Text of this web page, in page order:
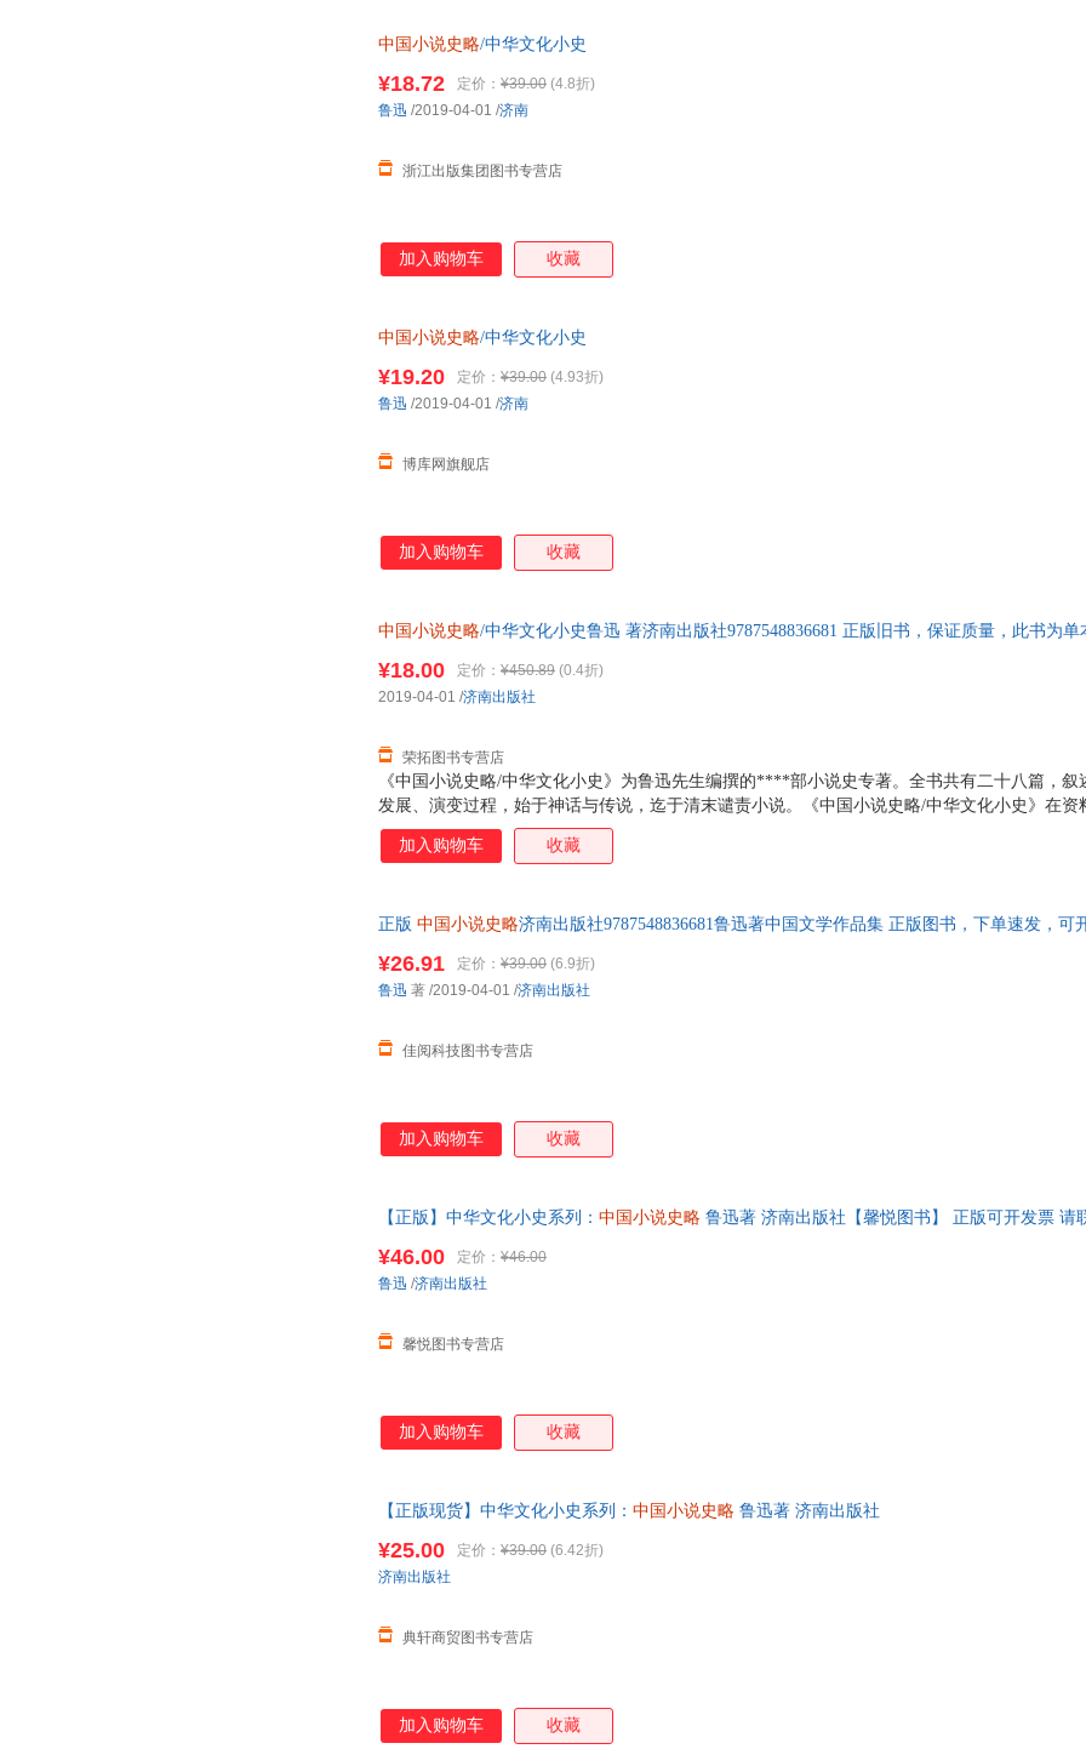
中国小说史略/中华文化小史
¥18.72 定价： ¥39.00 (4.8折)
浙江出版集团图书专营店
鲁迅 /2019-04-01 /济南
加入购物车 收藏
中国小说史略/中华文化小史
¥19.20 定价： ¥39.00 (4.93折)
博库网旗舰店
鲁迅 /2019-04-01 /济南
加入购物车 收藏
中国小说史略/中华文化小史鲁迅 著济南出版社9787548836681 正版旧书，保证质量，此书为
《中国小说史略/中华文化小史》为鲁迅先生编撰的****部小说史专著。全书共有二十八篇，叙
发展、演变过程，始于神话与传说，迄于清末谴责小说。《中国小说史略/中华文化小史》在资
慎；分析历代小说的思想、艺术，言简意赅，评断允当，是二十世纪一部具有里程碑意义的经
¥18.00 定价： ¥450.89 (0.4折)
荣拓图书专营店
2019-04-01 /济南出版社
加入购物车 收藏
正版 中国小说史略济南出版社9787548836681鲁迅著中国文学作品集 正版图书，下单速发，可
¥26.91 定价： ¥39.00 (6.9折)
佳阅科技图书专营店
鲁迅 著 /2019-04-01 /济南出版社
加入购物车 收藏
【正版】中华文化小史系列： 中国小说史略 鲁迅著 济南出版社【馨悦图书】 正版可开发票 请
¥46.00 定价： ¥46.00
馨悦图书专营店
鲁迅 /济南出版社
加入购物车 收藏
【正版现货】中华文化小史系列： 中国小说史略 鲁迅著 济南出版社
¥25.00 定价： ¥39.00 (6.42折)
典轩商贸图书专营店
济南出版社
加入购物车 收藏